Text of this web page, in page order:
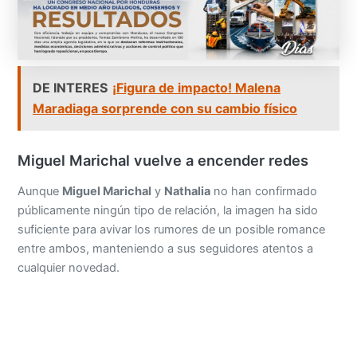
DE INTERES ¡Figura de impacto! Malena
Maradiaga sorprende con su cambio físico
Miguel Marichal vuelve a encender redes
Aunque Miguel Marichal y Nathalia no han confirmado
públicamente ningún tipo de relación, la imagen ha sido
suficiente para avivar los rumores de un posible romance
entre ambos, manteniendo a sus seguidores atentos a
cualquier novedad.